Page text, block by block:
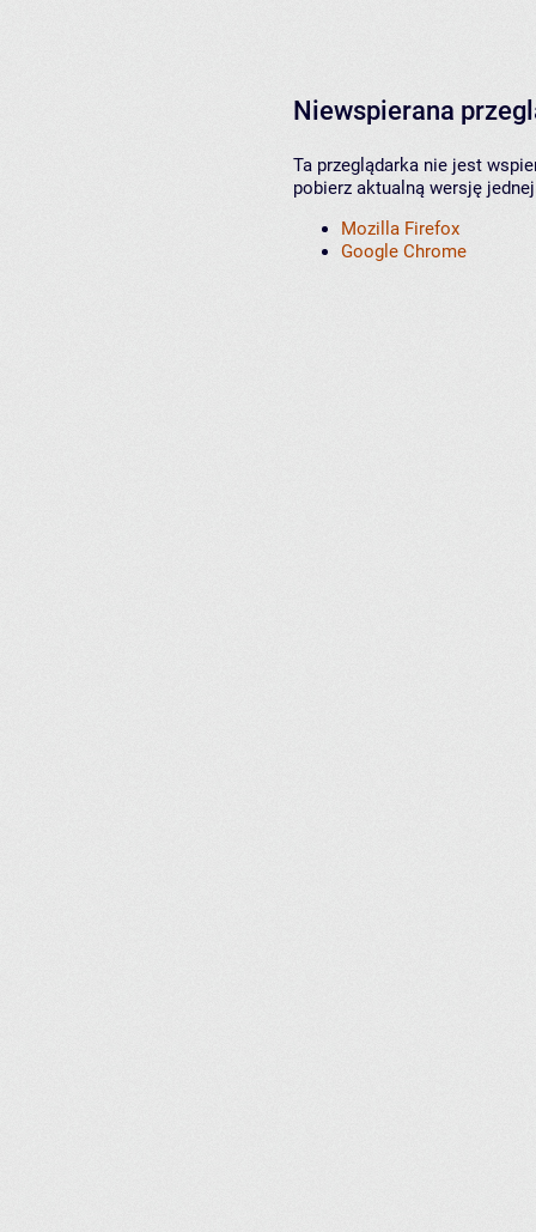
Niewspierana
Ta przeglądarka nie jest
pobierz aktualną wersję
Mozilla Firefox
Google Chrome